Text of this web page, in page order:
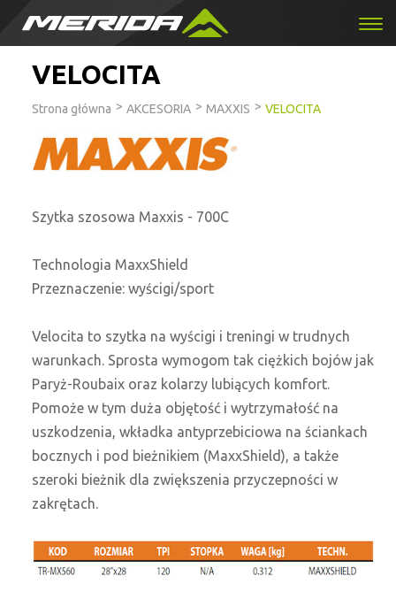
VELOCITA
Strona główna > AKCESORIA > MAXXIS > VELOCITA
Szytka szosowa Maxxis - 700C
Technologia MaxxShield
Przeznaczenie: wyścigi/sport
Velocita to szytka na wyścigi i treningi w trudnych
warunkach. Sprosta wymogom tak ciężkich bojów jak
Paryż-Roubaix oraz kolarzy lubiących komfort.
Pomoże w tym duża objętość i wytrzymałość na
uszkodzenia, wkładka antyprzebiciowa na ściankach
bocznych i pod bieżnikiem (MaxxShield), a także
szeroki bieżnik dla zwiększenia przyczepności w
zakrętach.